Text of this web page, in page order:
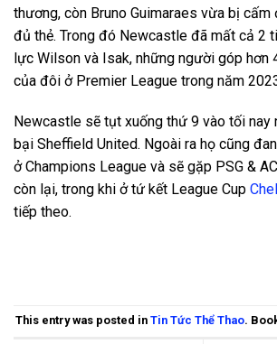
thương, còn Bruno Guimaraes vừa bị cấm
đủ thẻ. Trong đó Newcastle đã mất cả 2
lực Wilson và Isak, những người góp hơn
của đôi ở Premier League trong năm
Newcastle sẽ tụt xuống thứ 9 vào tối nay
bại Sheffield United. Ngoài ra họ cũng
ở Champions League và sẽ gặp PSG &
còn lại, trong khi ở tứ kết League Cup
tiếp theo.
This entry was posted in Tin Tức Thể Thao.